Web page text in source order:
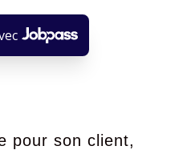
pour son client,